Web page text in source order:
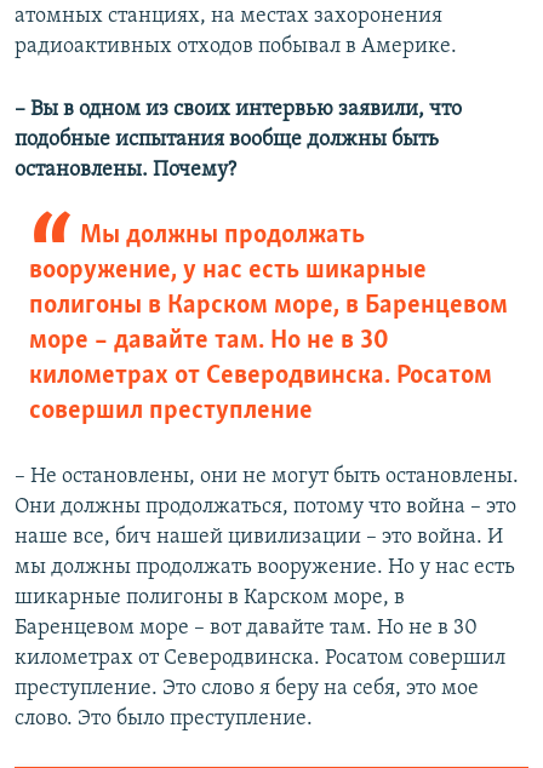
атомных станциях, на местах захоронения
радиоактивных отходов побывал в Америке.
– Вы в одном из своих интервью заявили, что
подобные испытания вообще должны быть
остановлены. Почему?
Мы должны продолжать
вооружение, у нас есть шикарные
полигоны в Карском море, в Баренцевом
море – давайте там. Но не в 30
километрах от Северодвинска. Росатом
совершил преступление
– Не остановлены, они не могут быть остановлены.
Они должны продолжаться, потому что война – это
наше все, бич нашей цивилизации – это война. И
мы должны продолжать вооружение. Но у нас есть
шикарные полигоны в Карском море, в
Баренцевом море – вот давайте там. Но не в 30
километрах от Северодвинска. Росатом совершил
преступление. Это слово я беру на себя, это мое
слово. Это было преступление.